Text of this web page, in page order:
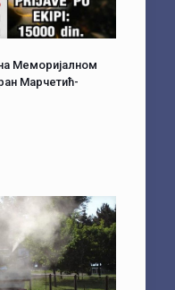
Меморијалном
Марчетић-